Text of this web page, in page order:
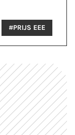
#PRIJS EEE